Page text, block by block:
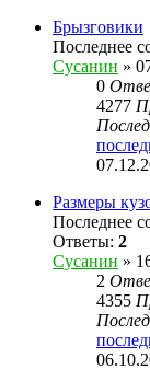
Брызговики
Последнее
Сусанин »
0
4277
Размеры
Последнее
Ответы: 2
Сусанин »
2
4355